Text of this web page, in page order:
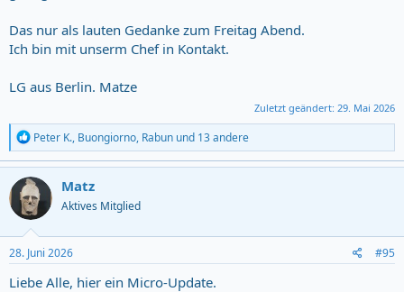
Das nur als lauten Gedanke zum Freitag Abend.
Ich bin mit unserm Chef in Kontakt.
LG aus Berlin. Matze
Zuletzt geändert: 29. Mai 2026
R
e
a
c
t
i
o
n
s
:
Peter K., Buongiorno, Rabun und 13 andere
Matz
Aktives Mitglied
28. Juni 2026 #95
Liebe Alle, hier ein Micro-Update.